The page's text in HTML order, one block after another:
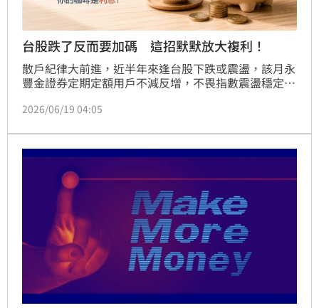
台股跌了反而要加碼 這招默默放大複利！
散戶紀律大前進，近半年來逢台股下跌或震盪，該月永
豐金證券定期定額用戶不減反增，不畏指數震盪穩定成
投資用戶紀律不斷優化，上漲時懂得參與行情，下跌時
額台股人數與金額。
2026/06/19 04:05